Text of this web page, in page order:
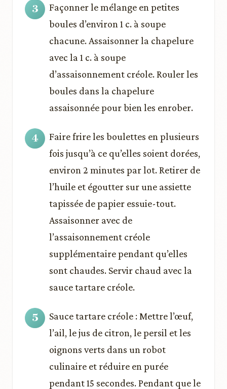
Façonner le mélange en petites
boules d’environ 1 c. à soupe
chacune. Assaisonner la chapelure
avec la 1 c. à soupe
d’assaisonnement créole. Rouler les
boules dans la chapelure
assaisonnée pour bien les enrober.
Faire frire les boulettes en plusieurs
fois jusqu’à ce qu’elles soient dorées,
environ 2 minutes par lot. Retirer de
l’huile et égoutter sur une assiette
tapissée de papier essuie-tout.
Assaisonner avec de
l’assaisonnement créole
supplémentaire pendant qu’elles
sont chaudes. Servir chaud avec la
sauce tartare créole.
Sauce tartare créole : Mettre l’œuf,
l’ail, le jus de citron, le persil et les
oignons verts dans un robot
culinaire et réduire en purée
pendant 15 secondes. Pendant que le